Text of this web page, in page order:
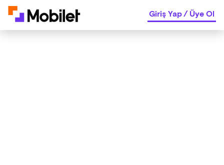
Giriş Yap/Üye Ol